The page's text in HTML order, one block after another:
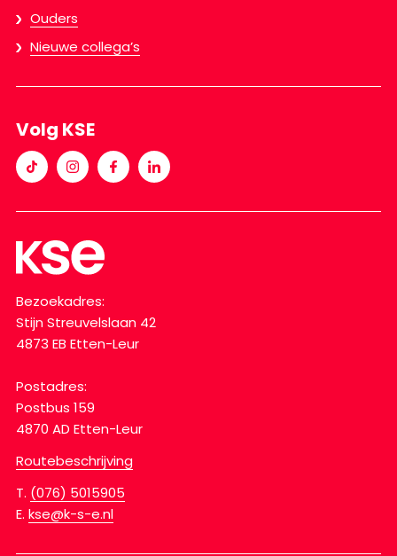
Ouders
Nieuwe collega’s
Volg KSE
Bezoekadres:
Stijn Streuvelslaan 42
4873 EB Etten-Leur
Postadres:
Postbus 159
4870 AD Etten-Leur
Routebeschrijving
T. (076) 5015905
E. kse@k-s-e.nl